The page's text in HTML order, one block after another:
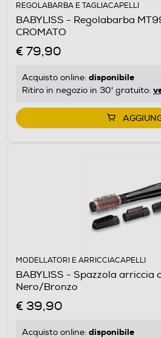
REGOLABARBA E TAGLIACAPELLI
BABYLISS - Regolabarba
CROMATO
€ 79,90
Acquisto online: disponibile
Ritiro in negozio in 30' gratuito:
MODELLATORI E ARRICCIACAPELLI
BABYLISS - Spazzola arriccia
Nero/Bronzo
€ 39,90
Acquisto online: disponibile